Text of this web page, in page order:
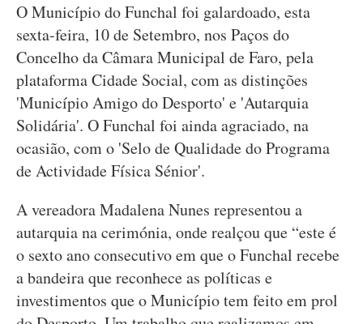
O Município do Funchal foi galardoado, esta
sexta-feira, 10 de Setembro, nos Paços do
Concelho da Câmara Municipal de Faro, pela
plataforma Cidade Social, com as distinções
'Município Amigo do Desporto' e 'Autarquia
Solidária'. O Funchal foi ainda agraciado, na
ocasião, com o 'Selo de Qualidade do Programa
de Actividade Física Sénior'.
A vereadora Madalena Nunes representou a
autarquia na cerimónia, onde realçou que “este é
o sexto ano consecutivo em que o Funchal recebe
a bandeira que reconhece as políticas e
investimentos que o Município tem feito em prol